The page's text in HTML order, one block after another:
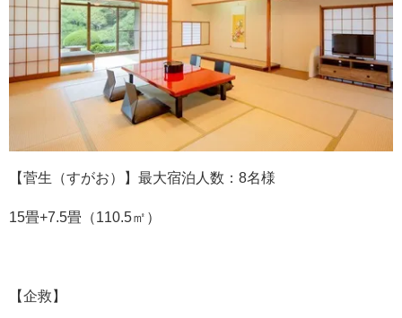
【菅生（すがお）】最大宿泊人数：8名様
15畳+7.5畳（110.5㎡）
【企救】